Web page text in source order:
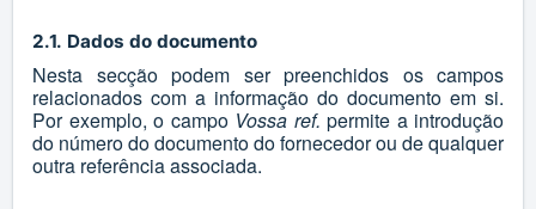
2.1. Dados do documento
Nesta secção podem ser preenchidos os campos
relacionados com a informação do documento em si.
Por exemplo, o campo Vossa ref. permite a introdução
do número do documento do fornecedor ou de qualquer
outra referência associada.